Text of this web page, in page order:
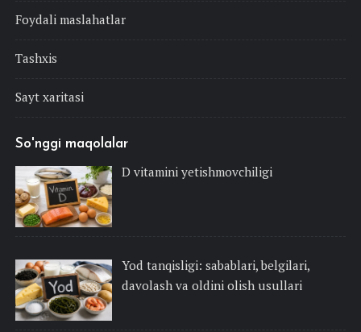
Foydali maslahatlar
Tashxis
Sayt xaritasi
So'nggi maqolalar
D vitamini yetishmovchiligi
Yod tanqisligi: sabablari, belgilari,
davolash va oldini olish usullari